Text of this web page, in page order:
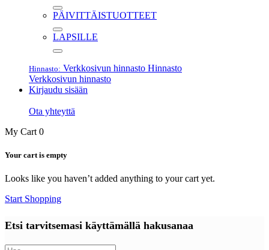
PÄIVITTÄISTUOTTEET
LAPSILLE
Hinnasto: Verkkosivun hinnasto Hinnasto
Verkkosivun hinnasto
Kirjaudu sisään
Ota yhteyttä
My Cart 0
Your cart is empty
Looks like you haven’t added anything to your cart yet.
Start Shopping
Etsi tarvitsemasi käyttämällä hakusanaa